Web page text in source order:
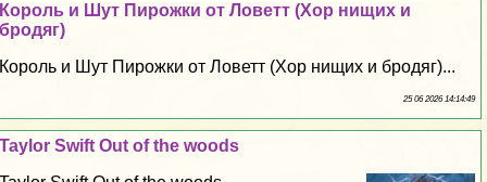
Король и Шут Пирожки от Ловетт (Хор нищих и
бродяг)
Король и Шут Пирожки от Ловетт (Хор нищих и бродяг)...
25 06 2026 14:14:49
Taylor Swift Out of the woods